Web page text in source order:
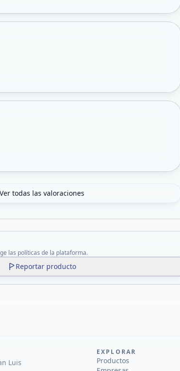
Ver todas las valoraciones
las políticas de la plataforma.
Reportar producto
Luis
EXPLORAR
Productos